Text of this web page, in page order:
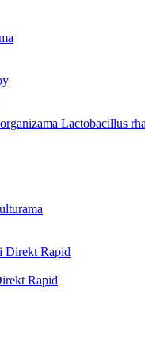
Lactobacillus
Rapid